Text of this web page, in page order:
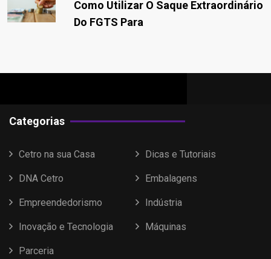
Como Utilizar O Saque Extraordinário
Do FGTS Para
Categorias
Cetro na sua Casa Dicas e Tutoriais
DNA Cetro Embalagens
Empreendedorismo Indústria
Inovação e Tecnologia Máquinas
Parceria